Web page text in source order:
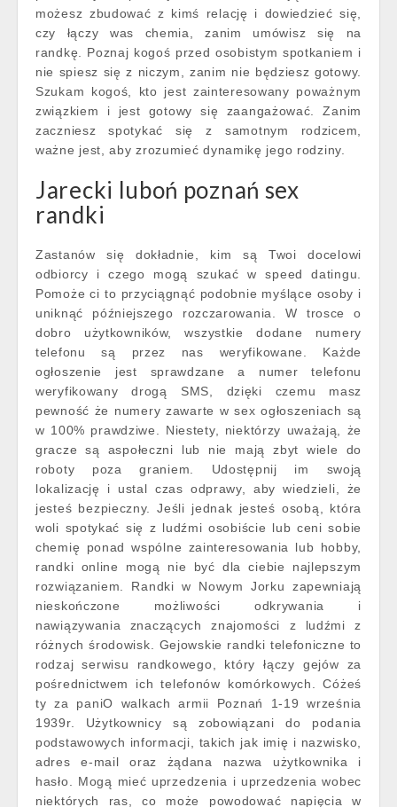
możesz zbudować z kimś relację i dowiedzieć się,
czy łączy was chemia, zanim umówisz się na
randkę. Poznaj kogoś przed osobistym spotkaniem i
nie spiesz się z niczym, zanim nie będziesz gotowy.
Szukam kogoś, kto jest zainteresowany poważnym
związkiem i jest gotowy się zaangażować. Zanim
zaczniesz spotykać się z samotnym rodzicem,
ważne jest, aby zrozumieć dynamikę jego rodziny.
Jarecki luboń poznań sex
randki
Zastanów się dokładnie, kim są Twoi docelowi
odbiorcy i czego mogą szukać w speed datingu.
Pomoże ci to przyciągnąć podobnie myślące osoby i
uniknąć późniejszego rozczarowania. W trosce o
dobro użytkowników, wszystkie dodane numery
telefonu są przez nas weryfikowane. Każde
ogłoszenie jest sprawdzane a numer telefonu
weryfikowany drogą SMS, dzięki czemu masz
pewność że numery zawarte w sex ogłoszeniach są
w 100% prawdziwe. Niestety, niektórzy uważają, że
gracze są aspołeczni lub nie mają zbyt wiele do
roboty poza graniem. Udostępnij im swoją
lokalizację i ustal czas odprawy, aby wiedzieli, że
jesteś bezpieczny. Jeśli jednak jesteś osobą, która
woli spotykać się z ludźmi osobiście lub ceni sobie
chemię ponad wspólne zainteresowania lub hobby,
randki online mogą nie być dla ciebie najlepszym
rozwiązaniem. Randki w Nowym Jorku zapewniają
nieskończone możliwości odkrywania i
nawiązywania znaczących znajomości z ludźmi z
różnych środowisk. Gejowskie randki telefoniczne to
rodzaj serwisu randkowego, który łączy gejów za
pośrednictwem ich telefonów komórkowych. Cóżeś
ty za paniO walkach armii Poznań 1-19 września
1939r. Użytkownicy są zobowiązani do podania
podstawowych informacji, takich jak imię i nazwisko,
adres e-mail oraz żądana nazwa użytkownika i
hasło. Mogą mieć uprzedzenia i uprzedzenia wobec
niektórych ras, co może powodować napięcia w